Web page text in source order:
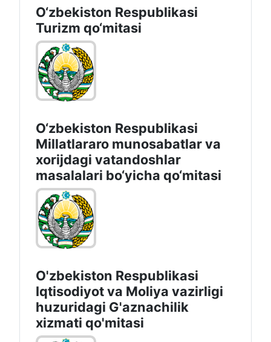
O‘zbekiston Respublikasi
Turizm qo‘mitasi
O‘zbekiston Respublikasi
Millatlararo munosabatlar va
xorijdagi vatandoshlar
masalalari bo‘yicha qo‘mitasi
O'zbekiston Respublikasi
Iqtisodiyot vа Moliya vazirligi
huzuridagi G'aznachilik
xizmati qo'mitasi